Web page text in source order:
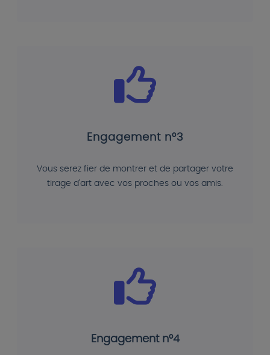
Engagement n°3
Vous serez fier de montrer et de partager votre
tirage d'art avec vos proches ou vos amis.
Engagement n°4